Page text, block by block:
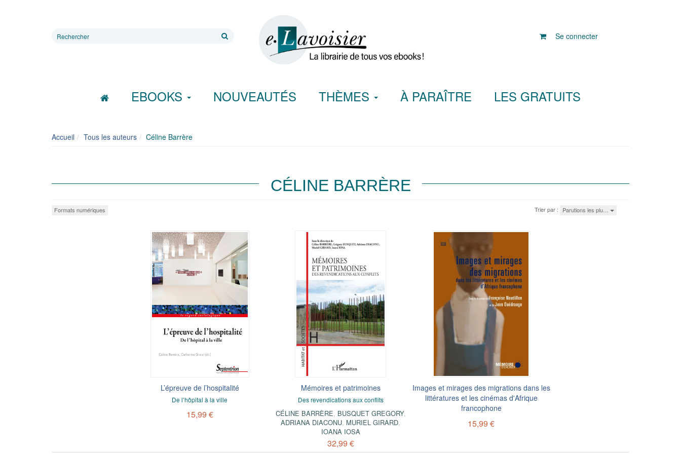
Rechercher
Se connecter
EBOOKS NOUVEAUTÉS THÈMES À PARAÎTRE LES GRATUITS
Accueil Tous les auteurs Céline Barrère
CÉLINE BARRÈRE
Formats numériques Trier par : Parutions les plu…
L’épreuve de l’hospitalité
De l’hôpital à la ville
15,99 €
Mémoires et patrimoines
Des revendications aux conflits
CÉLINE BARRÈRE, BUSQUET GREGORY,
ADRIANA DIACONU, MURIEL GIRARD,
IOANA IOSA
32,99 €
Images et mirages des migrations dans les
littératures et les cinémas d'Afrique
francophone
15,99 €